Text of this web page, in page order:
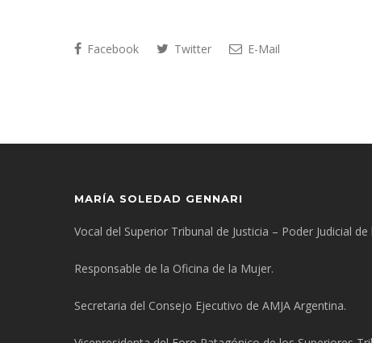
Facebook Twitter E-Mail
MARÍA SOLEDAD GENNARI
Vocal del Superior Tribunal de Justicia – Poder Judicial
Responsable de la Oficina de la Mujer.
Secretaria del Consejo Ejecutivo de AMJA Argentina.